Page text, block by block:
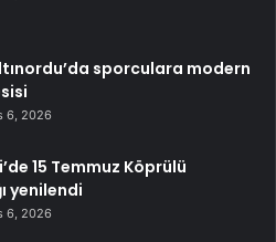
sporculara modern
6, 2026
15 Temmuz Köprülü
yenilendi
6, 2026